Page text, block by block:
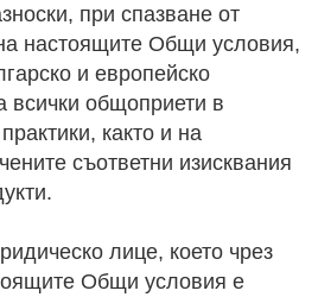
при спазване от
настоящите Общи условия,
и европейско
всички общоприети в
както и на
съответни изисквания
лице, което чрез
Общи условия е